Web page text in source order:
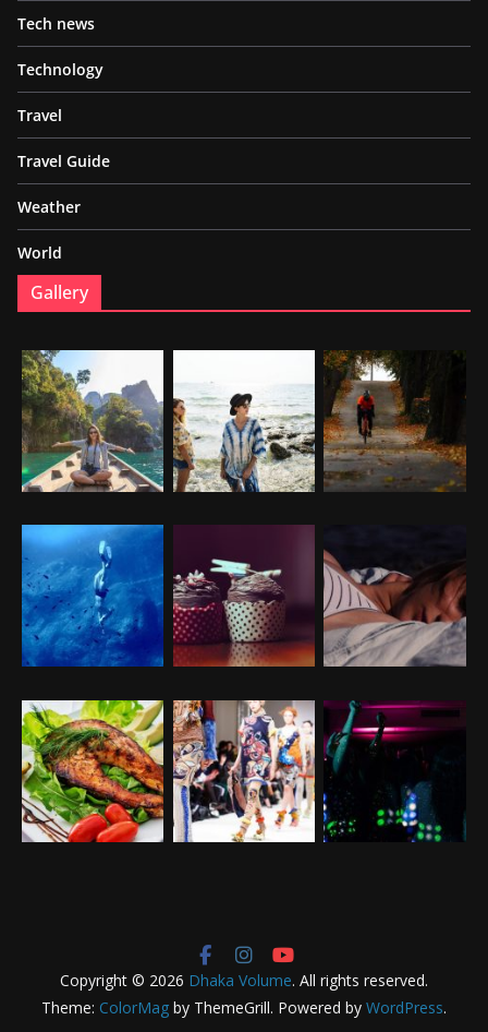
Tech news
Technology
Travel
Travel Guide
Weather
World
Gallery
Copyright © 2026 Dhaka Volume. All rights reserved.
Theme: ColorMag by ThemeGrill. Powered by WordPress.